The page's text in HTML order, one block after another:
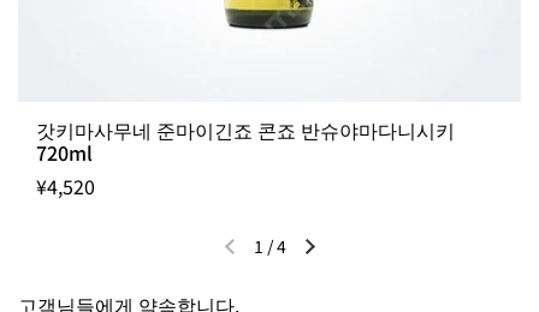
갓키마사무네 준마이긴죠 콘죠 반슈야마다니시키
720ml
¥4,520
이전 슬라이드다음 슬라이드
1 /4
고객님들에게 약속합니다.